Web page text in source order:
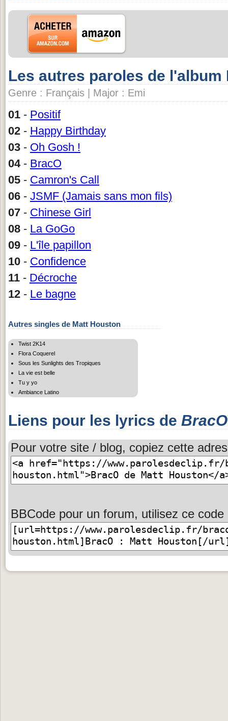
Les autres paroles de l'album
Genre : Français | Major : Emi
01 - Positif
02 - Happy Birthday
03 - Oh Gosh !
04- BracO
05 - Camron's Call
06 - JSMF (Jamais sans mon fils)
07 - Chinese Girl
08 - La GoGo
09 - L'île papillon
10 - Confidence
11 - Décroche
12 - Le bagne
Autres singles de Matt Houston
Twist 2K14
Flora Coquerel
Sous les Sunlights des Tropiques
La vie est belle
Tu y yo
Ambiance Latino
Liens pour les lyrics de BracO
Pour votre site / blog, copiez cette
BBCode pour un forum, utilisez ce code